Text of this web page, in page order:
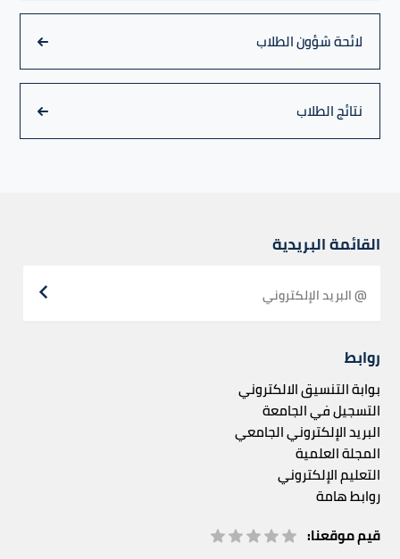
لائحة شؤون الطلاب
نتائج الطلاب
القائمة البريدية
روابط
بوابة التنسيق الالكتروني
التسجيل في الجامعة
البريد الإلكتروني الجامعي
المجلة العلمية
التعليم الإلكتروني
روابط هامة
قيم موقعنا: